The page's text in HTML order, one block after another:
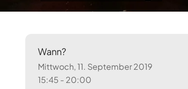
Wann?
Mittwoch, 11. September 2019
15:45 - 20:00